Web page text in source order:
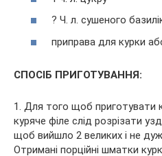
? Ч. л. сушеного
приправа для курки
СПОСІБ ПРИГОТУВАННЯ:
1. Для того щоб приготувати
куряче філе слід розрізати
щоб вийшло 2 великих і не
Отримані порційні шматки